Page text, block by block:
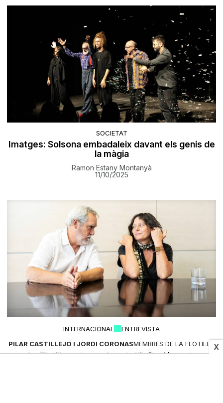
X
SOCIETAT
Imatges: Solsona embadaleix davant els genis de
la màgia
Ramon Estany Montanyà
11/10/2025
INTERNACIONAL
ENTREVISTA
PILAR CASTILLEJO I JORDI CORONASMEMBRES DE LA FLOTILLA
«La Flotilla pot ser el punt d'inflexió contra